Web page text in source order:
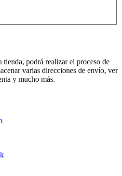
tienda, podrá realizar el proceso de
varias direcciones de envío, ver
y mucho más.